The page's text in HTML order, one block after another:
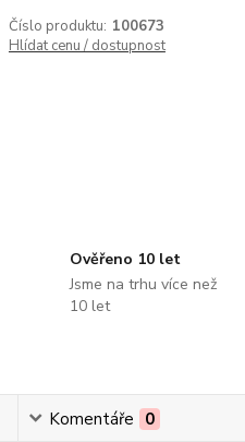
Číslo produktu: 100673
Hlídat cenu / dostupnost
Ověřeno 10 let
Jsme na trhu více než
10 let
Komentáře 0